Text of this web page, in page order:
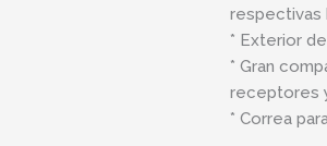
respectivas
* Exterior
* Gran
receptores
* Correa
W
cantidad